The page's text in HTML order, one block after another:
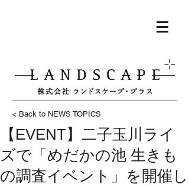
< Back to NEWS TOPICS
【EVENT】二子玉川ライ
ズで「めだかの池 生きも
の調査イベント」を開催し